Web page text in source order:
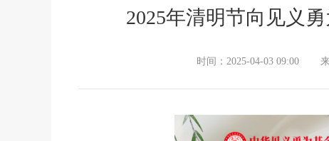
2025年清明节向见义
时间：2025-04-03 09:00